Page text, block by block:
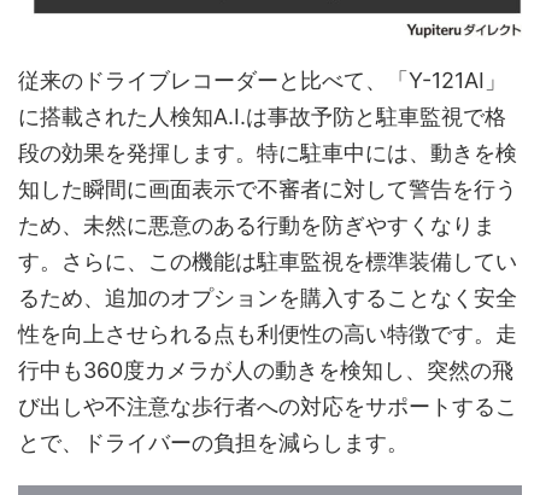
従来のドライブレコーダーと比べて、「Y-121AI」
に搭載された人検知A.I.は事故予防と駐車監視で格
段の効果を発揮します。特に駐車中には、動きを検
知した瞬間に画面表示で不審者に対して警告を行う
ため、未然に悪意のある行動を防ぎやすくなりま
す。さらに、この機能は駐車監視を標準装備してい
るため、追加のオプションを購入することなく安全
性を向上させられる点も利便性の高い特徴です。走
行中も360度カメラが人の動きを検知し、突然の飛
び出しや不注意な歩行者への対応をサポートするこ
とで、ドライバーの負担を減らします。